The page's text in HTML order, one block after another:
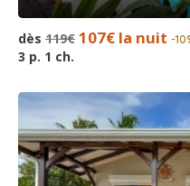
dès 119€ 107€ la nuit -
3 p. 1 ch.